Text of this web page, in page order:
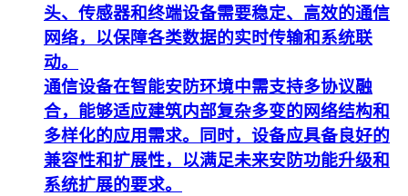
头、传感器和终端设备需要稳定、高效的通信
网络，以保障各类数据的实时传输和系统联
动。
通信设备在智能安防环境中需支持多协议融
合，能够适应建筑内部复杂多变的网络结构和
多样化的应用需求。同时，设备应具备良好的
兼容性和扩展性，以满足未来安防功能升级和
系统扩展的要求。